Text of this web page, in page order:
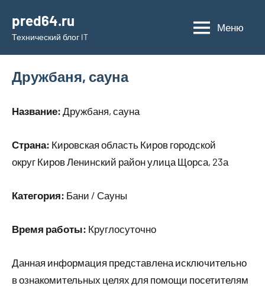
содержимому
pred64.ru
Технический блог IT
Меню
Дружбаня, сауна
Название: Дружбаня, сауна
Страна: Кировская область Киров городской
округ Киров Ленинский район улица Щорса, 23а
Категория: Бани / Сауны
Время работы: Круглосуточно
Данная информация представлена исключительно
в ознакомительных целях для помощи посетителям